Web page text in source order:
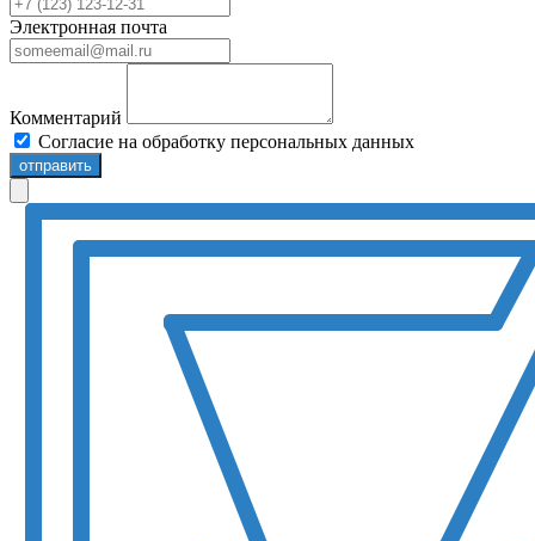
Электронная почта
Комментарий
Согласие на обработку персональных данных
отправить